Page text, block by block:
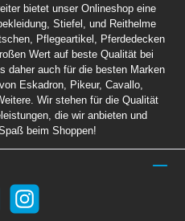
bietet unser Onlineshop eine
Stiefel, und Reithelme
Pflegeartikel, Pferdedecken
Wert auf beste Qualität bei
daher auch für die besten Marken
Eskadron, Pikeur, Cavallo,
Wir stehen für die Qualität
die wir anbieten und
beim Shoppen!